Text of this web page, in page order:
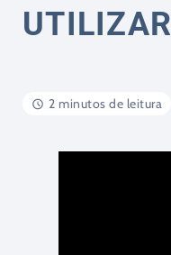
UTILIZAR
2 minutos de leitura